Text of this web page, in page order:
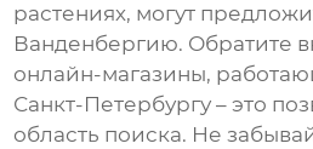
растениях, могут
Ванденбергию. Обратите
онлайн-магазины,
Санкт-Петербургу – это
область поиска. Не